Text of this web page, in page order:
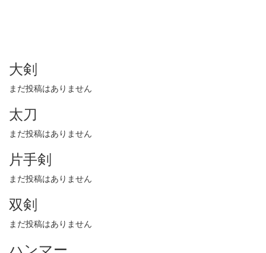
大剣
まだ投稿はありません
太刀
まだ投稿はありません
片手剣
まだ投稿はありません
双剣
まだ投稿はありません
ハンマー